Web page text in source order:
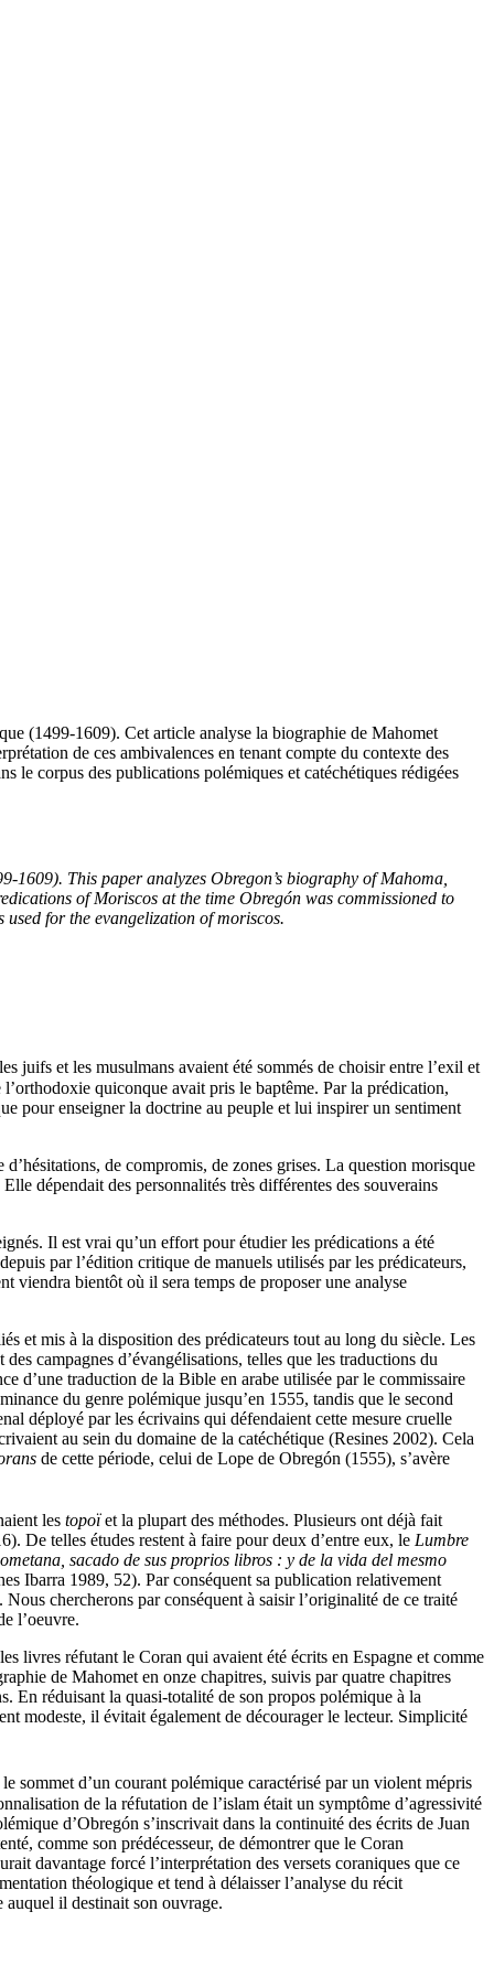
(1499-1609). Cet article analyse la biographie de Mahomet
de ces ambivalences en tenant compte du contexte des
le corpus des publications polémiques et catéchétiques rédigées
This paper analyzes Obregon’s biography of Mahoma,
of Moriscos at the time Obregón was commissioned to
for the evangelization of moriscos.
juifs et les musulmans avaient été sommés de choisir entre l’exil et
quiconque avait pris le baptême. Par la prédication,
pour enseigner la doctrine au peuple et lui inspirer un sentiment
de compromis, de zones grises. La question morisque
dépendait des personnalités très différentes des souverains
Il est vrai qu’un effort pour étudier les prédications a été
par l’édition critique de manuels utilisés par les prédicateurs,
viendra bientôt où il sera temps de proposer une analyse
et mis à la disposition des prédicateurs tout au long du siècle. Les
campagnes d’évangélisations, telles que les traductions du
d’une traduction de la Bible en arabe utilisée par le commissaire
du genre polémique jusqu’en 1555, tandis que le second
déployé par les écrivains qui défendaient cette mesure cruelle
au sein du domaine de la catéchétique (Resines 2002). Cela
de cette période, celui de Lope de Obregón (1555), s’avère
les topoïet la plupart des méthodes. Plusieurs ont déjà fait
De telles études restent à faire pour deux d’entre eux, le Lumbre
sacado de sus proprios libros : y de la vida del mesmo
Ibarra 1989, 52). Par conséquent sa publication relativement
chercherons par conséquent à saisir l’originalité de ce traité
l’oeuvre.
livres réfutant le Coran qui avaient été écrits en Espagne et comme
de Mahomet en onze chapitres, suivis par quatre chapitres
En réduisant la quasi-totalité de son propos polémique à la
modeste, il évitait également de décourager le lecteur. Simplicité
sommet d’un courant polémique caractérisé par un violent mépris
de la réfutation de l’islam était un symptôme d’agressivité
d’Obregón s’inscrivait dans la continuité des écrits de Juan
comme son prédécesseur, de démontrer que le Coran
davantage forcé l’interprétation des versets coraniques que ce
théologique et tend à délaisser l’analyse du récit
auquel il destinait son ouvrage.